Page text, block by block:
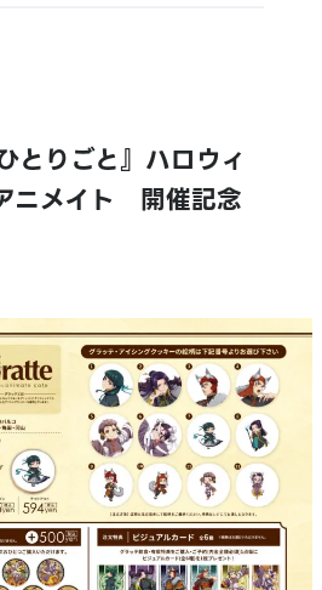
とりごと』ハロウィ
ニメイト 開催記念